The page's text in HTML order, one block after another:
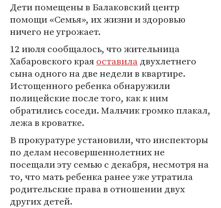
Дети помещены в Балаковский центр
помощи «Семья», их жизни и здоровью
ничего не угрожает.
12 июля сообщалось, что жительница
Хабаровского краяоставиладвухлетнего
сына одного на две недели в квартире.
Истощенного ребенка обнаружили
полицейские после того, как к ним
обратились соседи. Мальчик громко плакал,
лежа в кроватке.
В прокуратуре установили, что инспекторы
по делам несовершеннолетних не
посещали эту семью с декабря, несмотря на
то, что мать ребенка ранее уже утратила
родительские права в отношении двух
других детей.